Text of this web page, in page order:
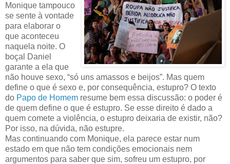
Monique tampouco
se sente à vontade
para elaborar o
que aconteceu
naquela noite. O
boçal Daniel
garante a ela que
não houve sexo, “só uns amassos e beijos”. Mas quem
define o que é sexo e, por consequência, estupro? O texto
do Papo de Homem resume bem essa discussão: o poder é
de quem define o que é estupro. Se esse direito é dado a
quem comete a violência, o estupro deixaria de existir, não?
Por isso, na dúvida, não estupre.
Mas continuando com Monique, ela parece estar num
estado em que não tem condições emocionais nem
argumentos para saber que sim, sofreu um estupro, por